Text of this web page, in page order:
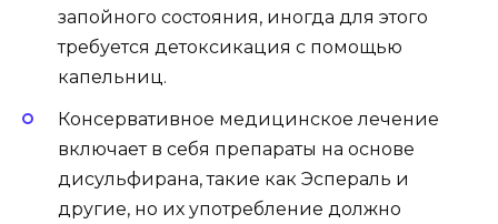
запойного состояния, иногда для этого
требуется детоксикация с помощью
капельниц.
Консервативное медицинское лечение
включает в себя препараты на основе
дисульфирана, такие как Эспераль и
другие, но их употребление должно